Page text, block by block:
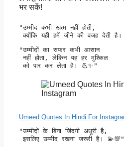
भर सकें!
"उम्मीद कभी खत्म नहीं होती,
क्योंकि यही हमें जीने की वजह देती
"उम्मीदों का सफर कभी आसान
नहीं होता, लेकिन यह हर मुश्किल
को पार कर लेता है। 💪✨"
Umeed Quotes In Hindi For
"उम्मीदों के बिना जिंदगी अधूरी है,
इसलिए उम्मीद रखना जरूरी है।